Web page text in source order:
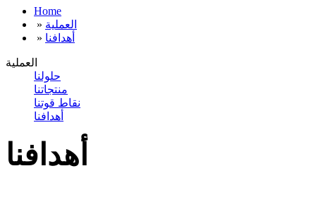
Home
» العملية
» أهدافنا
العملية
حلولنا
منتجاتنا
نقاط قوتنا
أهدافنا
أهدافنا